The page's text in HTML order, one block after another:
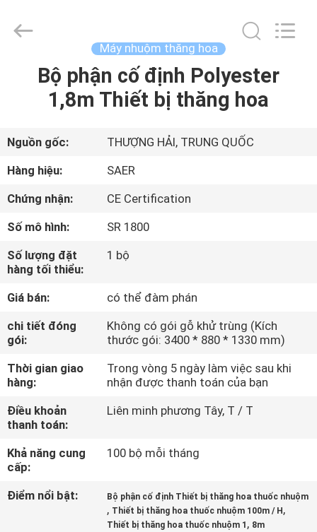
NHÀ
PHẨM
VIDEO
VỀ
CHÚNG
TÔI
THAM
QUAN
NHÀ
MÁY
KIỂM
SOÁT
CHẤT
Shanghai
Color
Máy nhuộm thăng hoa
Bộ phận cố định Polyester
1,8m Thiết bị thăng hoa
Nguồn gốc:
THƯỢNG HẢI, TRUNG QUỐC
Hàng hiệu:
SAER
Chứng nhận:
CE Certification
Số mô hình:
SR 1800
Số lượng đặt
hàng tối thiểu:
1 bộ
Giá bán:
có thể đàm phán
chi tiết đóng
gói:
Không có gói gỗ khử trùng (Kích
thước gói: 3400 * 880 * 1330 mm)
Thời gian giao
hàng:
Trong vòng 5 ngày làm việc sau khi
nhận được thanh toán của bạn
Điều khoản
thanh toán:
Liên minh phương Tây, T / T
Khả năng cung
cấp:
100 bộ mỗi tháng
Điểm nổi bật: Bộ phận cố định Thiết bị thăng hoa thuốc nhuộm
, Thiết bị thăng hoa thuốc nhuộm 100m / H ,
Thiết bị thăng hoa thuốc nhuộm 1 , 8m